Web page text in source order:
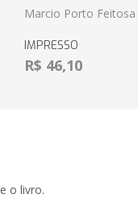
Marcio Porto Feitosa
IMPRESSO
R$ 46,10
o livro.